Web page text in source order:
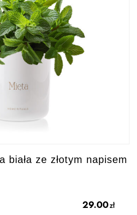
biała ze złotym napisem
29.00zł